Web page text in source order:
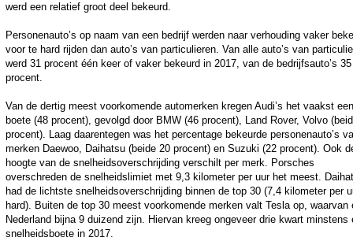
werd een relatief groot deel bekeurd.
Personenauto’s op naam van een bedrijf werden naar verhouding vaker
voor te hard rijden dan auto’s van particulieren. Van alle auto’s van
werd 31 procent één keer of vaker bekeurd in 2017, van de bedrijfsauto’s 35
procent.
Van de dertig meest voorkomende automerken kregen Audi’s het vaakst een
boete (48 procent), gevolgd door BMW (46 procent), Land Rover, Volvo
procent). Laag daarentegen was het percentage bekeurde personenauto’s
merken Daewoo, Daihatsu (beide 20 procent) en Suzuki (22 procent). Ook
hoogte van de snelheidsoverschrijding verschilt per merk. Porsches
overschreden de snelheidslimiet met 9,3 kilometer per uur het meest.
had de lichtste snelheidsoverschrijding binnen de top 30 (7,4 kilometer per
hard). Buiten de top 30 meest voorkomende merken valt Tesla op, waarvan
Nederland bijna 9 duizend zijn. Hiervan kreeg ongeveer drie kwart minstens
snelheidsboete in 2017.